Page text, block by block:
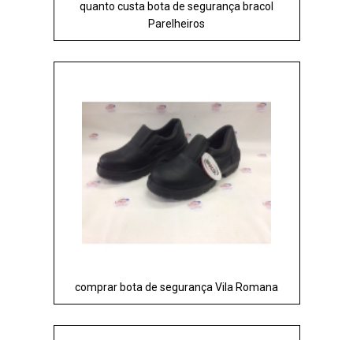
quanto custa bota de segurança bracol
Parelheiros
comprar bota de segurança Vila Romana